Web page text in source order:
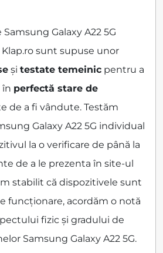
Galaxy A22 5G
sunt supuse unor
și testate temeinic pentru a
în perfectă stare de
de a fi vândute. Testăm
Galaxy A22 5G individual
la o verificare de până la
de a le prezenta în site-ul
stabilit că dispozitivele sunt
funcționare, acordăm o notă
fizic și gradului de
Samsung Galaxy A22 5G.